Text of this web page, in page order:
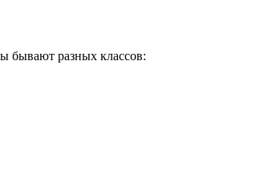
бывают разных классов: